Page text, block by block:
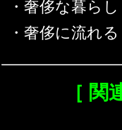
・奢侈な暮らし
・奢侈に流れる
［ 関